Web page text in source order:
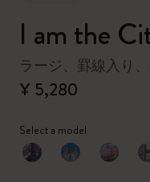
I am the
ラージ、罫線入り
¥ 5,280
Select a model
*選択したカラ